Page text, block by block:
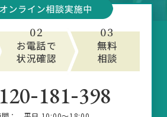
-181-398